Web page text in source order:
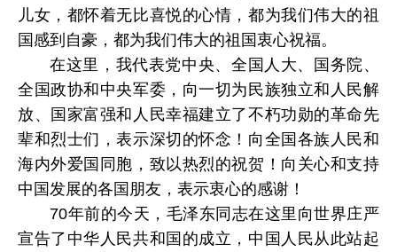
儿女，都怀着无比喜悦的心情，都为我们伟大的祖
国感到自豪，都为我们伟大的祖国衷心祝福。
在这里，我代表党中央、全国人大、国务院、
全国政协和中央军委，向一切为民族独立和人民解
放、国家富强和人民幸福建立了不朽功勋的革命先
辈和烈士们，表示深切的怀念！向全国各族人民和
海内外爱国同胞，致以热烈的祝贺！向关心和支持
中国发展的各国朋友，表示衷心的感谢！
70年前的今天，毛泽东同志在这里向世界庄严
宣告了中华人民共和国的成立，中国人民从此站起